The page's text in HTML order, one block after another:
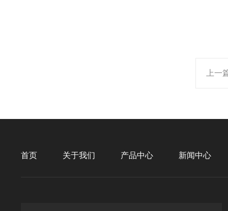
上一
首页 关于我们 产品中心 新闻中心